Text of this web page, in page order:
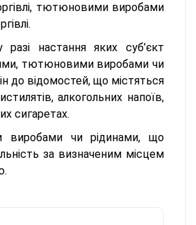
тютюновими виробами
настання яких суб’єкт
тютюновими виробами чи
до відомостей, що містяться
алкогольних напоїв,
сигаретах.
виробами чи рідинами, що
за визначеним місцем